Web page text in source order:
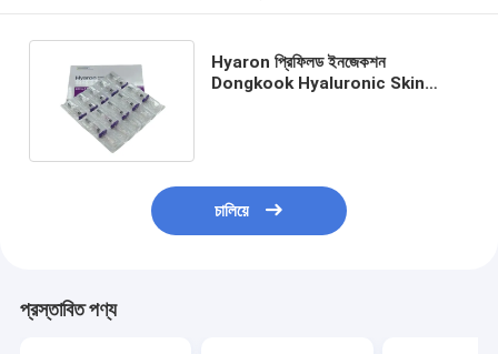
Hyaron প্রিফিলড ইনজেকশন
Dongkook Hyaluronic Skin
চালিয়ে
প্রস্তাবিত পণ্য